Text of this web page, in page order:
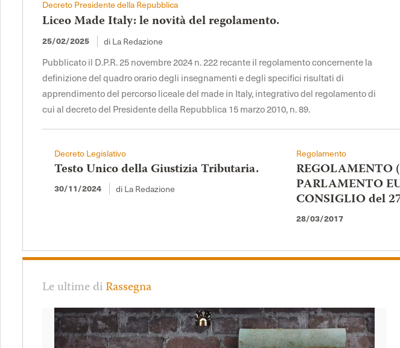
Decreto Presidente della Repubblica
Liceo Made Italy: le novità del regolamento.
25/02/2025 di La Redazione
Pubblicato il D.P.R. 25 novembre 2024 n. 222 recante il regolamento concernente la
definizione del quadro orario degli insegnamenti e degli specifici risultati di
apprendimento del percorso liceale del made in Italy, integrativo del regolamento di
cui al decreto del Presidente della Repubblica 15 marzo 2010, n. 89.
Decreto Legislativo
Testo Unico della Giustizia Tributaria.
30/11/2024 di La Redazione
Regolamento
REGOLAMENTO
PARLAMENTO
CONSIGLIO del
28/03/2017
Le ultime diRassegna